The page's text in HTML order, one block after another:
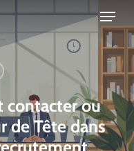
Menu
contacter ou
de Tête dans
Close
Menu